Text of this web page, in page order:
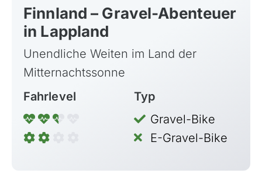
Finnland – Gravel-Abenteuer
in Lappland
Unendliche Weiten im Land der
Mitternachtssonne
Fahrlevel
Typ
Gravel-Bike
E-Gravel-Bike
Azoren, Portugal
Balkan
Baltikum (Estland, Lettland, Litauen)
Bikestationen
Bulgarien